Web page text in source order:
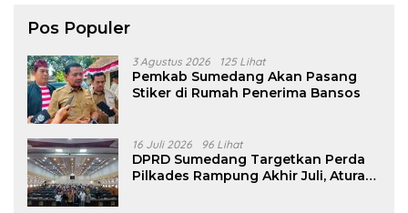
Pos Populer
3 Agustus 2026 125 Lihat
Pemkab Sumedang Akan Pasang
Stiker di Rumah Penerima Bansos
16 Juli 2026 96 Lihat
DPRD Sumedang Targetkan Perda
Pilkades Rampung Akhir Juli, Aturan